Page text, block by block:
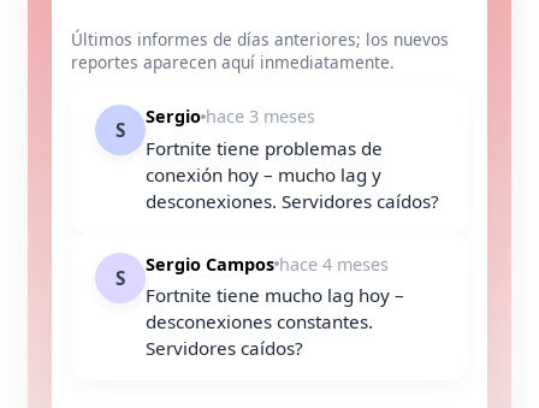
Últimos informes de días anteriores; los nuevos
reportes aparecen aquí inmediatamente.
S
Sergio hace 3 meses
Fortnite tiene problemas de
conexión hoy – mucho lag y
desconexiones. Servidores caídos?
S
Sergio Campos hace 4 meses
Fortnite tiene mucho lag hoy –
desconexiones constantes.
Servidores caídos?